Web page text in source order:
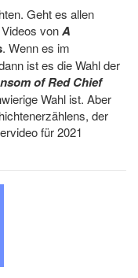
Geht es allen
vonA
. Wenn es im
ist es die Wahl der
of Red Chief
Wahl ist. Aber
der
für 2021